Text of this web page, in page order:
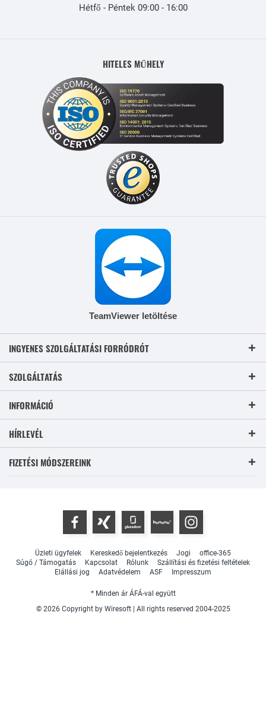
Hétfő - Péntek 09:00 - 16:00
HITELES MŰHELY
TeamViewer letöltése
INGYENES SZOLGÁLTATÁSI FORRÓDRÓT
SZOLGÁLTATÁS
INFORMÁCIÓ
HÍRLEVÉL
FIZETÉSI MÓDSZEREINK
Üzleti ügyfelek Kereskedő bejelentkezés Jogi
office-365
Súgó / Támogatás
Kapcsolat Rólunk
Szállítási és fizetési feltételek
Elállási jog
Adatvédelem ASF Impresszum
* Minden ár ÁFÁ-val együtt
© 2026 Copyright by Wiresoft | All rights reserved 2004-2025